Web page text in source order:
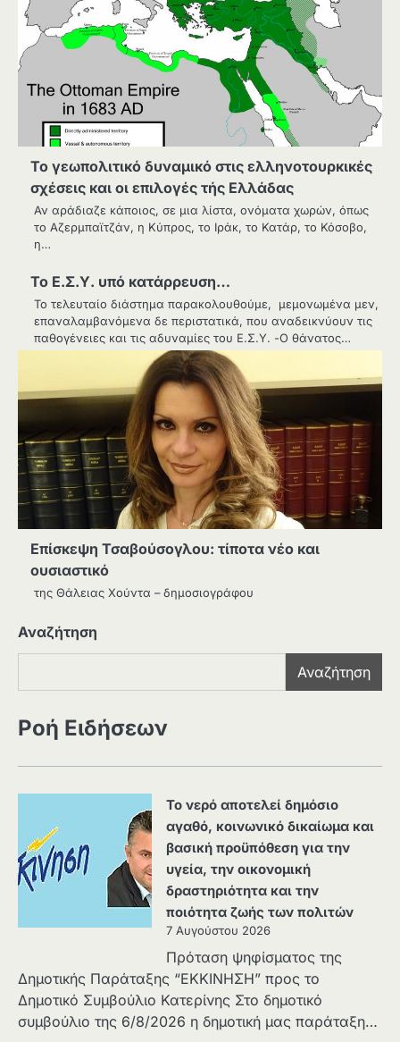
Το γεωπολιτικό δυναμικό στις ελληνοτουρκικές
σχέσεις και οι επιλογές τής Ελλάδας
Αν αράδιαζε κάποιος, σε μια λίστα, ονόματα χωρών, όπως
το Αζερμπαϊτζάν, η Κύπρος, το Ιράκ, το Κατάρ, το Κόσοβο,
η…
To Ε.Σ.Υ. υπό κατάρρευση…
Το τελευταίο διάστημα παρακολουθούμε, μεμονωμένα μεν,
επαναλαμβανόμενα δε περιστατικά, που αναδεικνύουν τις
παθογένειες και τις αδυναμίες του Ε.Σ.Υ. -Ο θάνατος…
Επίσκεψη Τσαβούσογλου: τίποτα νέο και
ουσιαστικό
της Θάλειας Χούντα – δημοσιογράφου
Αναζήτηση
Αναζήτηση
Ροή Ειδήσεων
Το νερό αποτελεί δημόσιο
αγαθό, κοινωνικό δικαίωμα και
βασική προϋπόθεση για την
υγεία, την οικονομική
δραστηριότητα και την
ποιότητα ζωής των πολιτών
7 Αυγούστου 2026
Πρόταση ψηφίσματος της
Δημοτικής Παράταξης “ΕΚΚΙΝΗΣΗ” προς το
Δημοτικό Συμβούλιο Κατερίνης Στο δημοτικό
συμβούλιο της 6/8/2026 η δημοτική μας παράταξη…